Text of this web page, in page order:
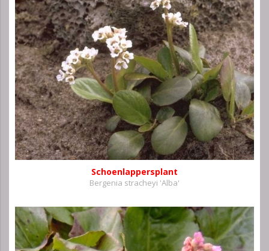
Schoenlappersplant
Bergenia stracheyi 'Alba'